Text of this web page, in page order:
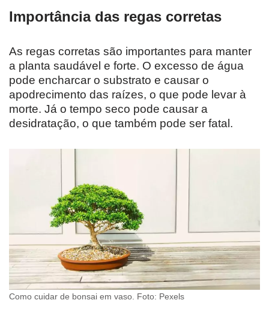
Importância das regas corretas
As regas corretas são importantes para manter
a planta saudável e forte. O excesso de água
pode encharcar o substrato e causar o
apodrecimento das raízes, o que pode levar à
morte. Já o tempo seco pode causar a
desidratação, o que também pode ser fatal.
Como cuidar de bonsai em vaso. Foto: Pexels